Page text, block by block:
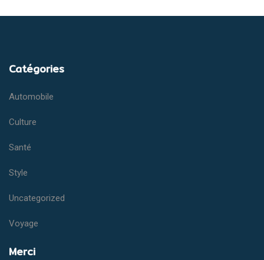
Catégories
Automobile
Culture
Santé
Style
Uncategorized
Voyage
Merci